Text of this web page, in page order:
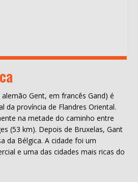
Gent, em francês Gand) é
da província de Flandres Oriental.
na metade do caminho entre
(53 km). Depois de Bruxelas, Gant
da Bélgica. A cidade foi um
e uma das cidades mais ricas do